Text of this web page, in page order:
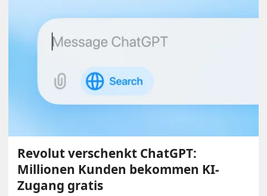
Revolut verschenkt ChatGPT:
Millionen Kunden bekommen KI-
Zugang gratis